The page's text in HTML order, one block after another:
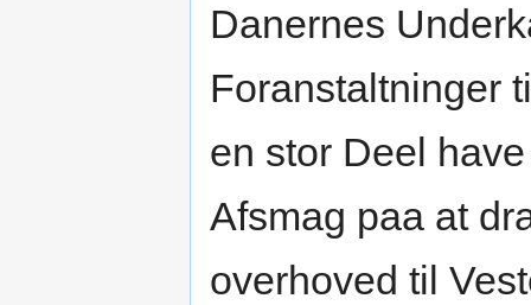
Danernes
Foranstaltninger
en stor Deel
Afsmag paa at
overhoved til